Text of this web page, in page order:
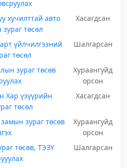
хучилттай авто
төсөл
Хасагдсан
үйлчилгээний
төсөл
Шалгарсан
зураг төсөв
Хураангуйд
орсон
Хар үзүүрийн
төсөл
Хасагдсан
зураг төсөв
Хураангуйд
орсон
төсөв, ТЭЗҮ
Шалгарсан